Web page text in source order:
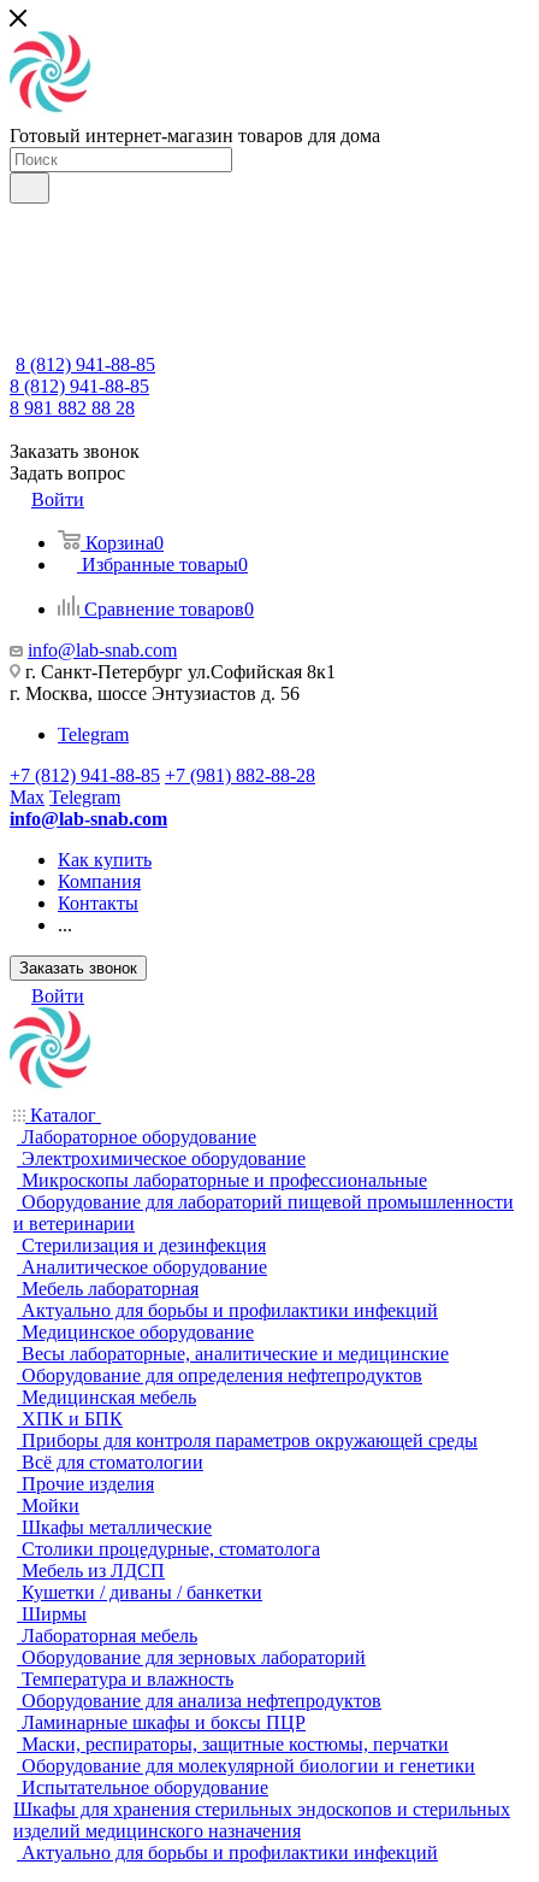
Готовый интернет-магазин товаров для дома
8 (812) 941-88-85
8 (812) 941-88-85
8 981 882 88 28
Заказать звонок
Задать вопрос
Войти
Корзина0
Избранные товары0
Сравнение товаров0
info@lab-snab.com
г. Санкт-Петербург ул.Софийская 8к1
г. Москва, шоссе Энтузиастов д. 56
Telegram
+7 (812) 941-88-85 +7 (981) 882-88-28
Max Telegram
info@lab-snab.com
Как купить
Компания
Контакты
...
Заказать звонок
Войти
Каталог
Лабораторное оборудование
Электрохимическое оборудование
Микроскопы лабораторные и профессиональные
Оборудование для лабораторий пищевой промышленности
и ветеринарии
Стерилизация и дезинфекция
Аналитическое оборудование
Мебель лабораторная
Актуально для борьбы и профилактики инфекций
Медицинское оборудование
Весы лабораторные, аналитические и медицинские
Оборудование для определения нефтепродуктов
Медицинская мебель
ХПК и БПК
Приборы для контроля параметров окружающей среды
Всё для стоматологии
Прочие изделия
Мойки
Шкафы металлические
Столики процедурные, стоматолога
Мебель из ЛДСП
Кушетки / диваны / банкетки
Ширмы
Лабораторная мебель
Оборудование для зерновых лабораторий
Температура и влажность
Оборудование для анализа нефтепродуктов
Ламинарные шкафы и боксы ПЦР
Маски, респираторы, защитные костюмы, перчатки
Оборудование для молекулярной биологии и генетики
Испытательное оборудование
Шкафы для хранения стерильных эндоскопов и стерильных
изделий медицинского назначения
Актуально для борьбы и профилактики инфекций